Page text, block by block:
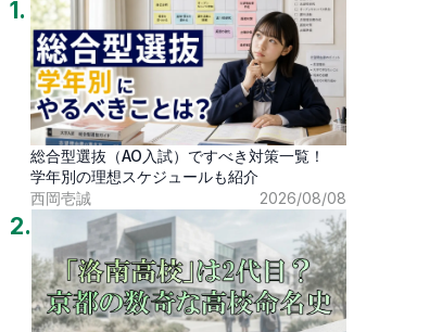
1.
総合型選抜（AO入試）ですべき対策一覧！
学年別の理想スケジュールも紹介
西岡壱誠
2026/08/08
2.